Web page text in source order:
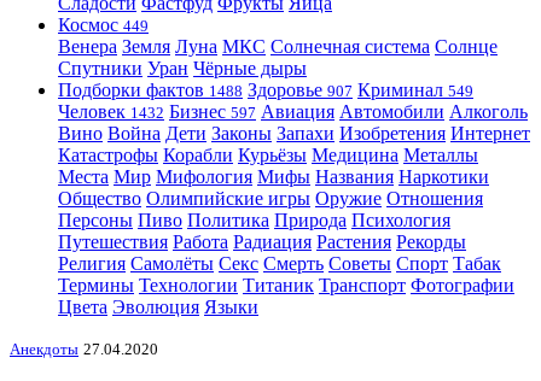
Космос 449
Венера Земля Луна МКС Солнечная система Солнце
Спутники Уран Чёрные дыры
Подборки фактов 1488 Здоровье 907 Криминал 549
Человек 1432 Бизнес 597 Авиация Автомобили Алкоголь
Вино Война Дети Законы Запахи Изобретения Интернет
Катастрофы Корабли Курьёзы Медицина Металлы
Места Мир Мифология Мифы Названия Наркотики
Общество Олимпийские игры Оружие Отношения
Персоны Пиво Политика Природа Психология
Путешествия Работа Радиация Растения Рекорды
Религия Самолёты Секс Смерть Советы Спорт Табак
Термины Технологии Титаник Транспорт Фотографии
Цвета Эволюция Языки
Анекдоты 27.04.2020